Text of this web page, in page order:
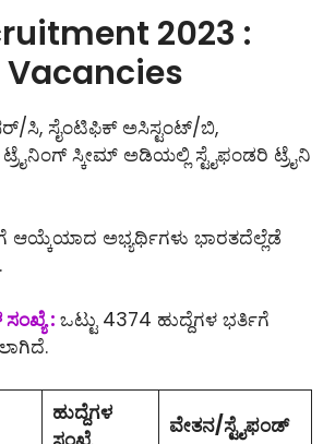
2023 :
ಸಿ, ಸೈಂಟಿಫಿಕ್ ಅಸಿಸ್ಟಂಟ್/ಬಿ,
ಸ್ಕೀಮ್‌ ಅಡಿಯಲ್ಲಿ ಸ್ಟೈಫಂಡರಿ ಟ್ರೈನಿ
ಆಯ್ಕೆಯಾದ ಅಭ್ಯರ್ಥಿಗಳು ಭಾರತದೆಲ್ಲೆಡೆ
: ಒಟ್ಟು 4374 ಹುದ್ದೆಗಳ ಭರ್ತಿಗೆ
ಹುದ್ದೆಗಳ
ವೇತನ/ಸ್ಟೈಫಂಡ್